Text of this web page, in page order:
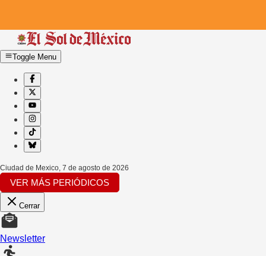
Toggle Menu
Ciudad de Mexico, 7 de agosto de 2026
VER MÁS PERIÓDICOS
Cerrar
Newsletter